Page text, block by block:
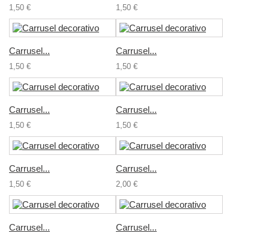
1,50 € 1,50 €
Carrusel...
1,50 €
Carrusel...
1,50 €
Carrusel...
1,50 €
Carrusel...
1,50 €
Carrusel...
1,50 €
Carrusel...
2,00 €
Carrusel... Carrusel...